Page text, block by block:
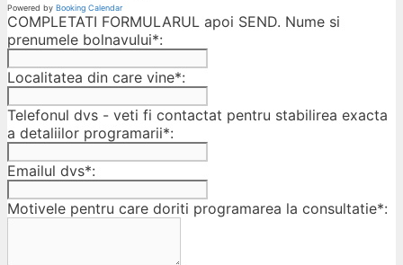
Powered by Booking Calendar
COMPLETATI FORMULARUL apoi SEND. Nume si
prenumele bolnavului*:
Localitatea din care vine*:
Telefonul dvs - veti fi contactat pentru stabilirea exacta
a detaliilor programarii*:
Emailul dvs*:
Motivele pentru care doriti programarea la consultatie*: